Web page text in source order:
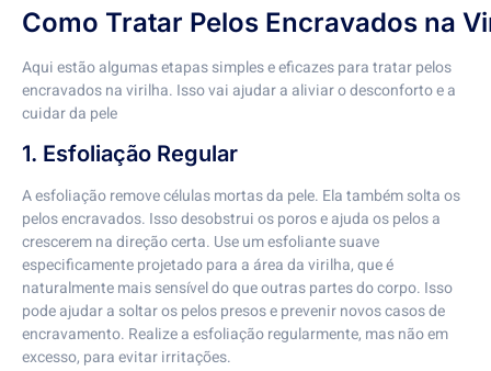
Como Tratar Pelos Encravados na
Aqui estão algumas etapas simples e eficazes para tratar pelos
encravados na virilha. Isso vai ajudar a aliviar o desconforto e a
cuidar da pele
1. Esfoliação Regular
A esfoliação remove células mortas da pele. Ela também solta os
pelos encravados. Isso desobstrui os poros e ajuda os pelos a
crescerem na direção certa. Use um esfoliante suave
especificamente projetado para a área da virilha, que é
naturalmente mais sensível do que outras partes do corpo. Isso
pode ajudar a soltar os pelos presos e prevenir novos casos de
encravamento. Realize a esfoliação regularmente, mas não em
excesso, para evitar irritações.